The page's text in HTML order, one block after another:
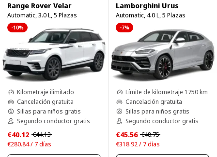
Range Rover Velar
Automatic, 3.0 L, 5 Plazas
-10%
Kilometraje ilimitado
Cancelación gratuita
Sillas para niños gratis
Segundo conductor gratis
€40.12 €44.13
€280.84 / 7 días
Lamborghini Urus
Automatic, 4.0 L, 5 Plazas
-7%
Límite de kilometraje 1750 km
Cancelación gratuita
Sillas para niños gratis
Segundo conductor gratis
€45.56 €48.75
€318.92 / 7 días